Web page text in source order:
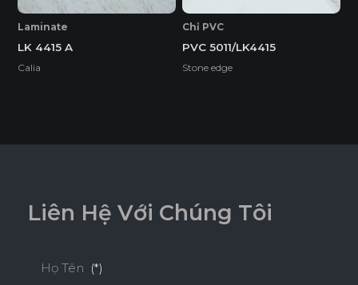
cao và cần chịu lực tốt.
Tính năng
Laminate
LK 4415 A
Calia
Chỉ PVC
PVC 5011/LK4415
Stone edge
Liên Hệ Với Chúng Tôi
Họ Tên (*)